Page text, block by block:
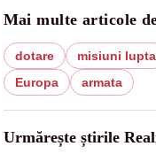
Mai multe articole
dotare misiuni lupta
Europa
armata
Urmărește știrile